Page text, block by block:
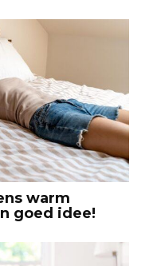
warm
goed idee!